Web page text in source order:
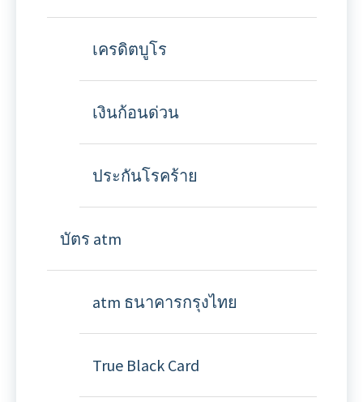
เครดิตบูโร
เงินก้อนด่วน
ประกันโรคร้าย
บัตร atm
atm ธนาคารกรุงไทย
True Black Card